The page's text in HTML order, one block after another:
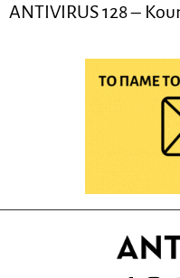
ANTIVIRUS 128 –